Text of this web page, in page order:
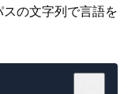
の文字列で言語を